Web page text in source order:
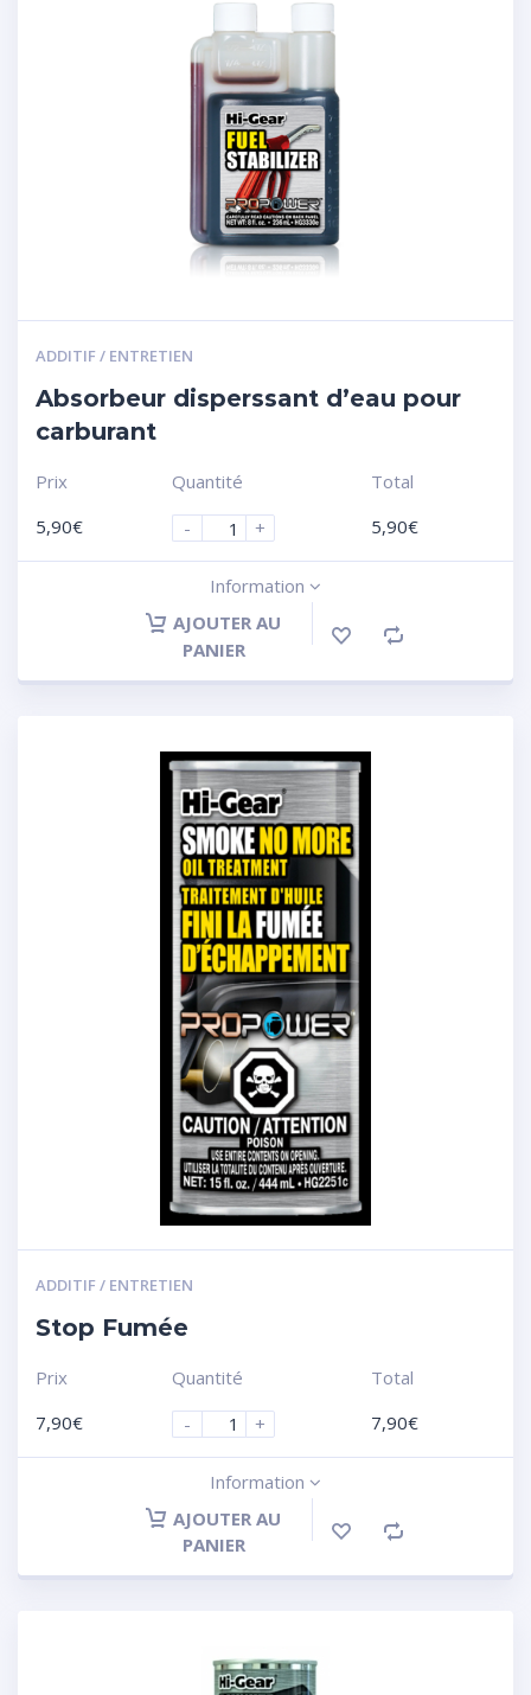
ADDITIF / ENTRETIEN
Absorbeur disperssant d’eau pour
carburant
Prix
5,90€
Quantité
-
+
Total
5,90€
Information
AJOUTER AU
PANIER
ADDITIF / ENTRETIEN
Stop Fumée
Prix
7,90€
Quantité
-
+
Total
7,90€
Information
AJOUTER AU
PANIER